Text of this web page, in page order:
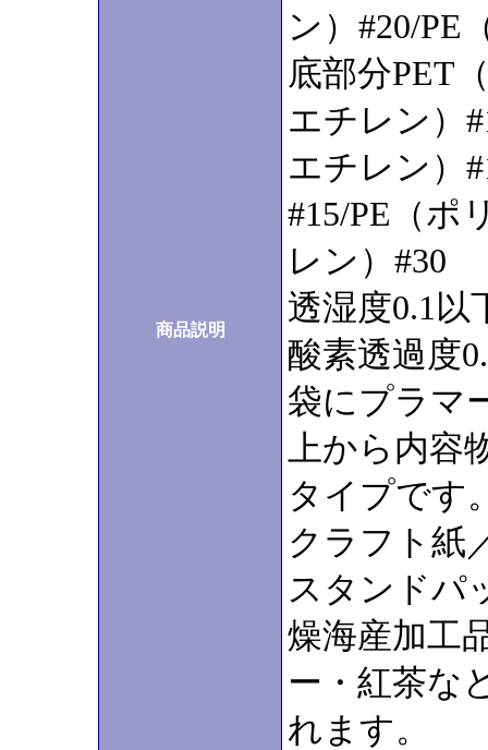
商品説明
ン）#20/PE
底部分PET
エチレン）
エチレン）
#15/PE（ポ
レン）#30
透湿度0.1以
酸素透過度
袋にプラマ
上から内容
タイプです
クラフト紙
スタンドパ
燥海産加工
ー・紅茶な
れます。